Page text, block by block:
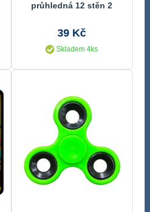
průhledná 12 stěn 2
39 Kč
Skladem 4ks